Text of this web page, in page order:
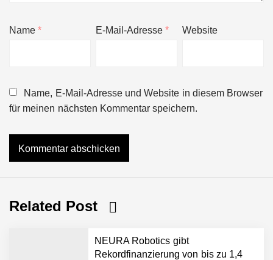
Name* E-Mail-Adresse* Website
Name, E-Mail-Adresse und Website in diesem Browser
für meinen nächsten Kommentar speichern.
Related Post
NEURA Robotics gibt
Rekordfinanzierung von bis zu 1,4